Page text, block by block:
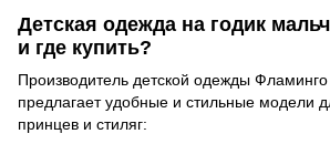
Детская одежда на годик
и где купить?
Производитель детской одежды Фламинго
предлагает удобные и стильные модели
принцев и стиляг: